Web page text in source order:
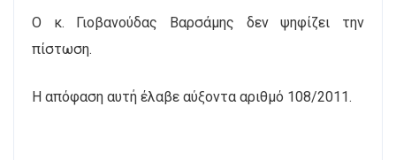
Ο κ. Γιοβανούδας Βαρσάμης δεν ψηφίζει την
πίστωση.
Η απόφαση αυτή έλαβε αύξοντα αριθμό 108/2011.